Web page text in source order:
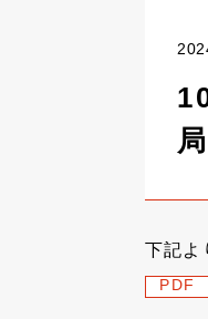
下記よ
PDF